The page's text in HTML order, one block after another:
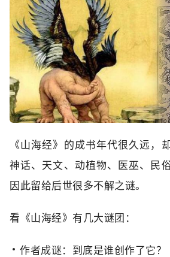
《山海经》的成书年代很久远，
神话、天文、动植物、医巫、民
因此留给后世很多不解之谜。
看《山海经》有几大谜团：
作者成谜：到底是谁创作了它？